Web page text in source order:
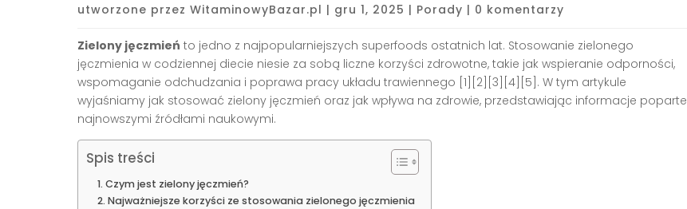
utworzone przez WitaminowyBazar.pl | gru 1, 2025 | Porady | 0 komentarzy
Zielony jęczmień to jedno z najpopularniejszych superfoods ostatnich lat. Stosowanie zielonego
jęczmienia w codziennej diecie niesie za sobą liczne korzyści zdrowotne, takie jak wspieranie odporności,
wspomaganie odchudzania i poprawa pracy układu trawiennego [1][2][3][4][5] . W tym artykule
wyjaśniamy jak stosować zielony jęczmień oraz jak wpływa na zdrowie, przedstawiając informacje poparte
najnowszymi źródłami naukowymi.
Spis treści
Czym jest zielony jęczmień?
Najważniejsze korzyści ze stosowania zielonego jęczmienia